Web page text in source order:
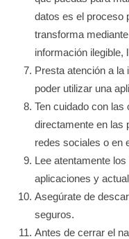
datos es el proceso
transforma
información ilegible,
Presta atención a la
poder utilizar una
Ten cuidado con las
directamente en las
redes sociales o en
Lee atentamente
aplicaciones y
Asegúrate de
seguros.
Antes de cerrar el